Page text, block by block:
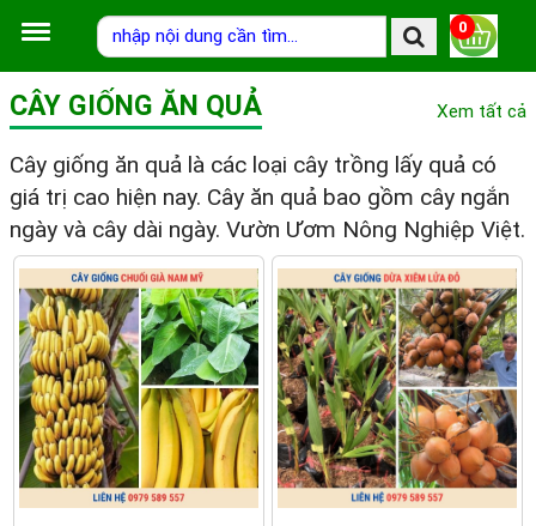
0
CÂY GIỐNG ĂN QUẢ Xem tất cả
Cây giống ăn quả là các loại cây trồng lấy quả có
giá trị cao hiện nay. Cây ăn quả bao gồm cây ngắn
ngày và cây dài ngày. Vườn Ươm Nông Nghiệp Việt.